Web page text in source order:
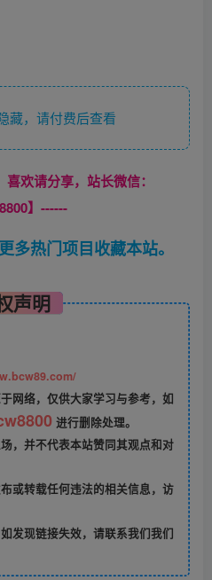
藏，请付费后查看
欢请分享，站长微信：
】------
多热门项目收藏本站。
声明
网络，仅供大家学习与参考，如
进行删除处理。
，并不代表本站赞同其观点和对
或转载任何违法的相关信息，访
发现链接失效，请联系我们我们